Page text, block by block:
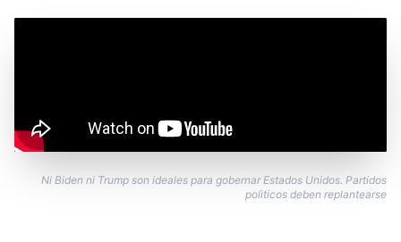
Ni Biden ni Trump son ideales para gobernar Estados Unidos. Partidos
polìticos deben replantearse